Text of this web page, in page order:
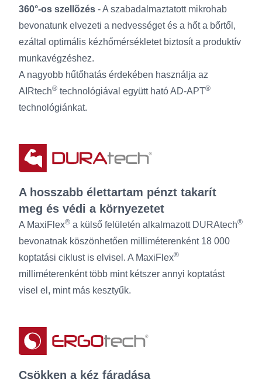
360°-os szellõzés - A szabadalmaztatott mikrohab
bevonatunk elvezeti a nedvességet és a hőt a bőrtől,
ezáltal optimális kézhőmérsékletet biztosít a produktív
munkavégzéshez.
A nagyobb hűtőhatás érdekében használja az
AIRtech® technológiával együtt ható AD-APT®
technológiánkat.
A hosszabb élettartam pénzt takarít
meg és védi a környezetet
A MaxiFlex® a külső felületén alkalmazott DURAtech®
bevonatnak köszönhetően milliméterenként 18 000
koptatási ciklust is elvisel. A MaxiFlex®
milliméterenként több mint kétszer annyi koptatást
visel el, mint más kesztyűk.
Csökken a kéz fáradása